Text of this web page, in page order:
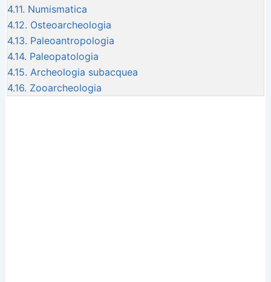
4.11. Numismatica
4.12. Osteoarcheologia
4.13. Paleoantropologia
4.14. Paleopatologia
4.15. Archeologia subacquea
4.16. Zooarcheologia